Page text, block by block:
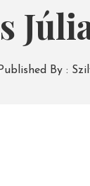
Published By :